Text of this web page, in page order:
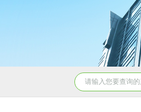
50吨pe塑料水箱储水罐 40